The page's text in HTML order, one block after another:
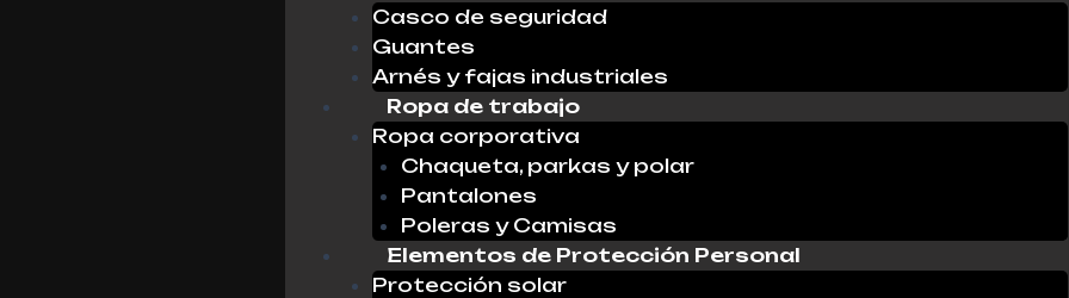
Casco de seguridad
Guantes
Arnés y fajas industriales
Ropa de trabajo
Ropa corporativa
Chaqueta, parkas y polar
Pantalones
Poleras y Camisas
Elementos de Protección Personal
Protección solar